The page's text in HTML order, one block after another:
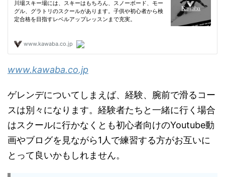
www.kawaba.co.jp
ゲレンデについてしまえば、経験、腕前で滑るコー
スは別々になります。経験者たちと一緒に行く場合
はスクールに行かなくとも初心者向けのYoutube動
画やブログを見ながら1人で練習する方がお互いに
とって良いかもしれません。